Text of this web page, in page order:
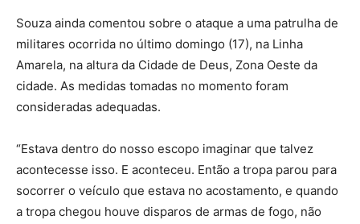
Souza ainda comentou sobre o ataque a uma patrulha de
militares ocorrida no último domingo (17), na Linha
Amarela, na altura da Cidade de Deus, Zona Oeste da
cidade. As medidas tomadas no momento foram
consideradas adequadas.
“Estava dentro do nosso escopo imaginar que talvez
acontecesse isso. E aconteceu. Então a tropa parou para
socorrer o veículo que estava no acostamento, e quando
a tropa chegou houve disparos de armas de fogo, não